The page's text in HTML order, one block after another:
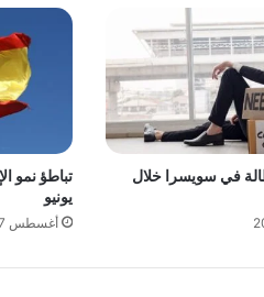
في سويسرا خلال
تباطؤ نمو
يونيو
أغسطس 7, 2026